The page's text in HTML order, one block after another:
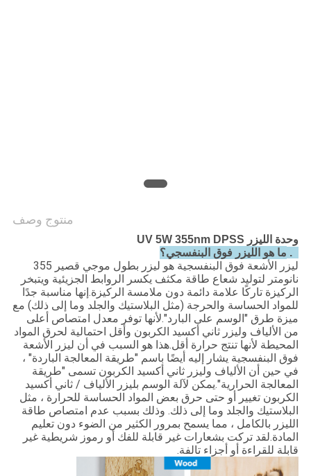
منتوج وصف
وحدة الليزر UV 5W 355nm DPSS
ما هو الليزر فوق البنفسجي؟
ليزر الأشعة فوق البنفسجية هو ليزر بطول موجي قصير 355
نانومتر لتوليد شعاع طاقة مكثف يكسر الروابط الجزيئية ويتبخر
الركيزة تاركًا علامة دائمة دون ملامسة الركيزة.إنها مناسبة جدًا
للمواد الحساسة والحرجة (مثل البلاستيك والجلد وما إلى ذلك) مع
ميزة طرق "الوسم على البارد".لأنها توفر معدل امتصاص أعلى
من الألياف وليزر ثاني أكسيد الكربون وأقل احتمالية لحرق المواد
المحيطة لأنها تنتج حرارة أقل.هذا هو السبب في أن ليزر الأشعة
فوق البنفسجية يشار إليه أيضًا باسم "طريقة المعالجة الباردة" ،
في حين أن الألياف وليزر ثاني أكسيد الكربون تسمى "طريقة
المعالجة الحرارية".يمكن لآلة الوسم بليزر الألياف / ثاني أكسيد
الكربون تغيير أو حتى حرق بعض المواد الحساسة للحرارة ، مثل
البلاستيك والجلد وما إلى ذلك. وذلك بسبب عدم امتصاص طاقة
الليزر بالكامل ، مما يسمح بمرور الكثير من الضوء دون تعليم
المادة.لقد تركت بشعارات غير قابلة للفك أو رموز شريطية غير
قابلة للقراءة أو أجزاء تالفة.